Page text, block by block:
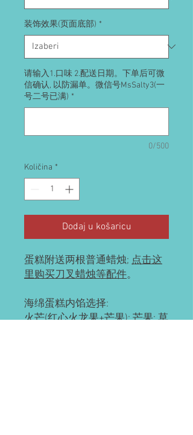
装饰效果(页面底部) *
请输入1.口味 2.配送日期。下单后可微
信确认, 以防漏单。微信号MsSalty3(一
号二号已满) *
0/500
Količina *
Dodaj u košaricu
蛋糕附送两根普通蜡烛; 点击这
里购买刀叉蜡烛等配件。
海绵蛋糕内馅选择:
火芒(红心火龙果+芒果); 芒果; 草